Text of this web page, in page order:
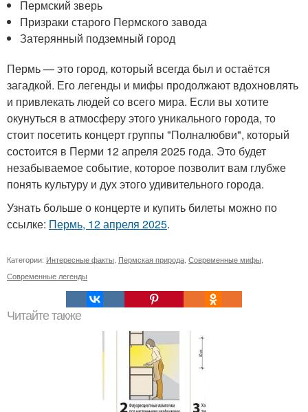
Пермский зверь
Призраки старого Пермского завода
Затерянный подземный город
Пермь — это город, который всегда был и остаётся
загадкой. Его легенды и мифы продолжают вдохновлять
и привлекать людей со всего мира. Если вы хотите
окунуться в атмосферу этого уникального города, то
стоит посетить концерт группы "Полналюбви", который
состоится в Перми 12 апреля 2025 года. Это будет
незабываемое событие, которое позволит вам глубже
понять культуру и дух этого удивительного города.
Узнать больше о концерте и купить билеты можно по
ссылке: Пермь, 12 апреля 2025.
Категории: Интересные факты Пермская природа Современные мифы
Современные легенды
Читайте также